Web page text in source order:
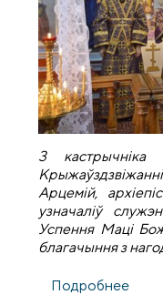
3
Арцемій,
узначаліў
Успення Маці
благачыння з
Подробнее